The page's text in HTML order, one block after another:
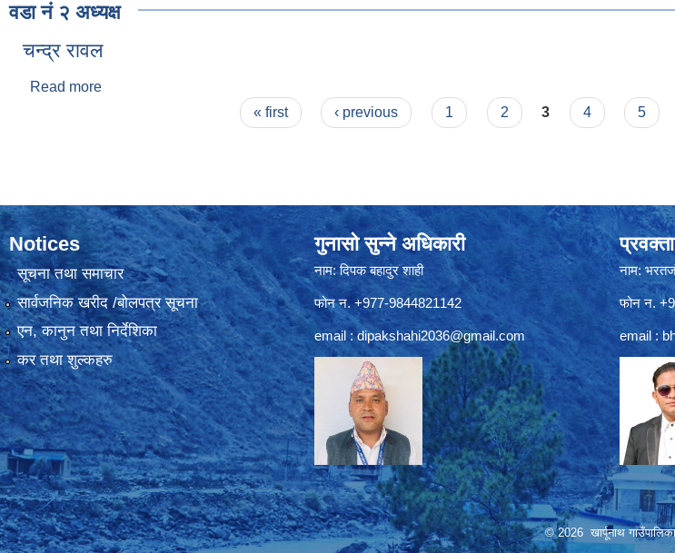
वडा नं २ अध्यक्ष
चन्द्र रावल
Read more
« first ‹ previous 1 2 3 4 5
Notices
सूचना तथा समाचार
सार्वजनिक खरीद /बोलपत्र सूचना
एन, कानुन तथा निर्देशिका
कर तथा शुल्कहरु
गुनासो सुन्ने अधिकारी
नाम: दिपक बहादुर शाही
फोन न. +977-9844821142
email :dipakshahi2036@gmail.com
प्रवक्ता
नाम:
फोन न.
email :
© 2026 खार्पूनाथ गाउँपालिका